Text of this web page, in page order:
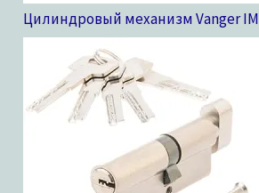
Цилиндровый механизм Vanger IM